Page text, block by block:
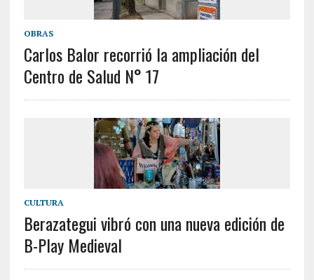
OBRAS
Carlos Balor recorrió la ampliación del
Centro de Salud N° 17
CULTURA
Berazategui vibró con una nueva edición de
B-Play Medieval